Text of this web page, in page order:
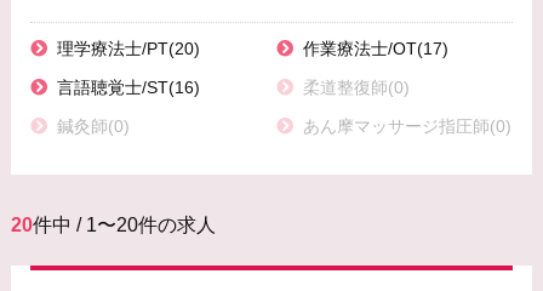
理学療法士/PT(20)
作業療法士/OT(17)
言語聴覚士/ST(16)
柔道整復師(0)
鍼灸師(0)
あん摩マッサージ指圧師(0)
20件中 / 1〜20件の求人